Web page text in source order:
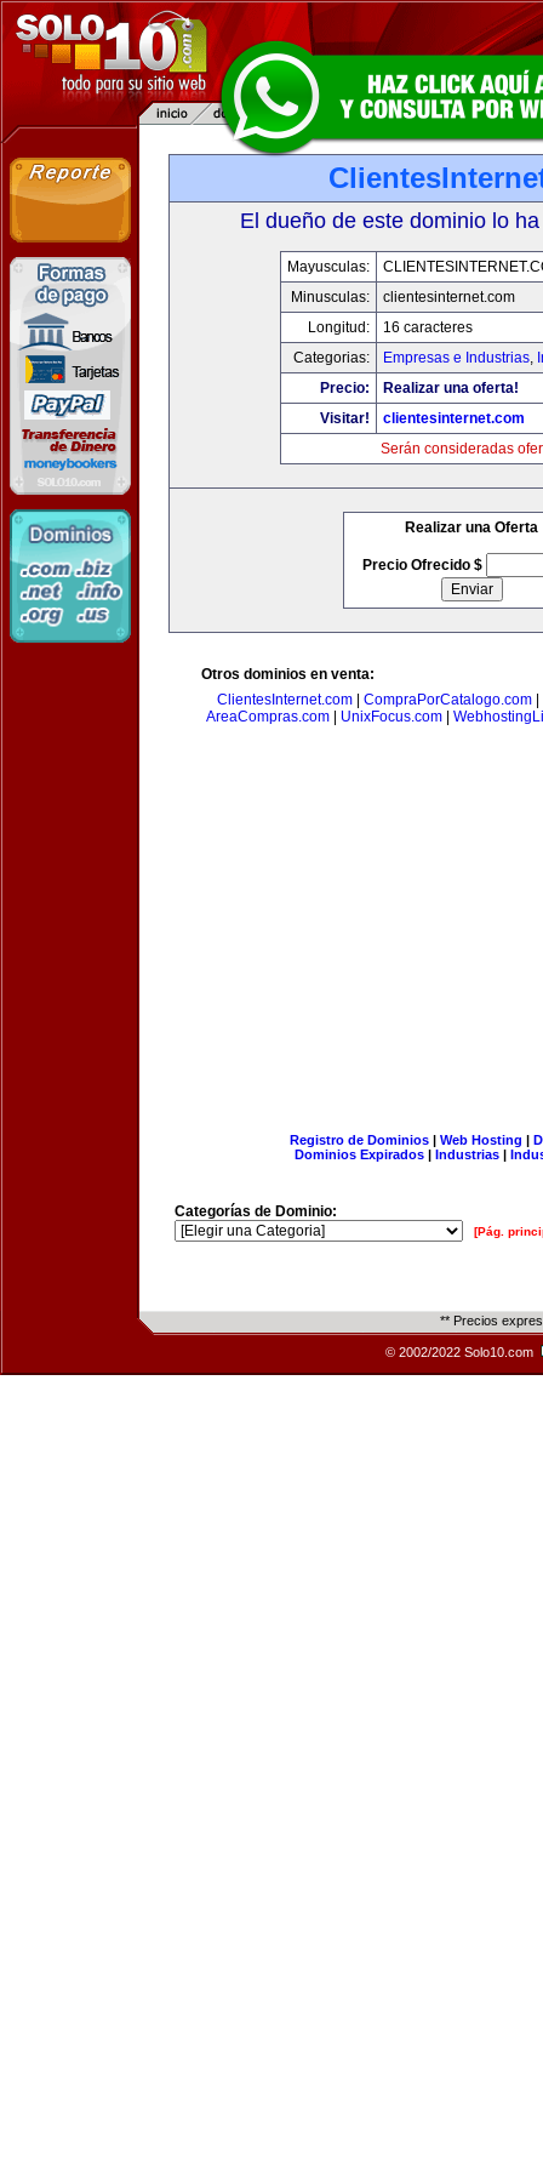
El dueño de este dominio lo
Mayusculas:
Minusculas:
clientesinternet.com
Longitud:
16 caracteres
Categorias:
Empresas e Industrias,
Precio:
Realizar una oferta!
Visitar!
clientesinternet.com
Serán consideradas
Realizar una Oferta
Precio Ofrecido $
Otros dominios en venta:
ClientesInternet.com
CompraPorCatalogo.com
AreaCompras.com
UnixFocus.com
Registro de Dominios| Web Hosting |
Dominios Expirados | Industrias |
Categorías de Dominio:
[Pág.
** Precios
© 2002/2022 Solo10.com